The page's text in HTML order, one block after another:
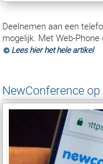
Deelnemen aan een
mogelijk. Met Web-
Lees hier het hele artikel
NewConference